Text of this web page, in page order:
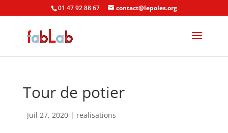
01 47 92 88 67 contact@lepoles.org
Tour de potier
Juil 27, 2020| realisations